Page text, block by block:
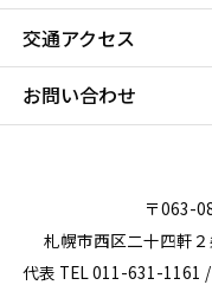
交通アクセス
お問い合わせ
〒063-
札幌市西区二十四軒
代表 TEL 011-631-1161